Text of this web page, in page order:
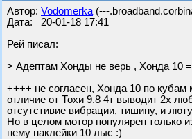
Автор: Vodomerka (---
Дата: 20-01-18 17:41
Рей писал:
> Адептам Хонды не верь , Хонда 10
++++ не согласен, Хонда 10 по кубам
отличие от Тохи 9.8 4т выводит 2х
отсутстивие вибрации, тишину, и
Но в целом мотор популярен только
нему наклейки 10 лыс :)